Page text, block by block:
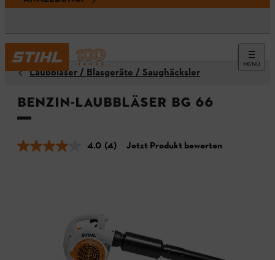
MENÜ
Laubbläser / Blasgeräte / Saughäcksler
Benzin-Laubbläser BG 66
4.0 (4) Jetzt Produkt bewerten